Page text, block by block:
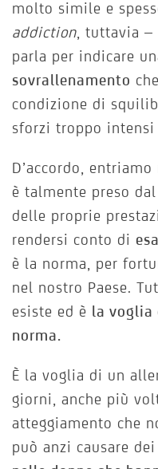
molto simile e
addiction , tuttavia
parla per indicare
sovrallenamento
condizione di
sforzi troppo
D’accordo,
è talmente preso
delle proprie
rendersi conto di
è la norma, per
nel nostro Paese.
esiste ed è la voglia
norma.
È la voglia di un
giorni, anche più
atteggiamento che
può anzi causare